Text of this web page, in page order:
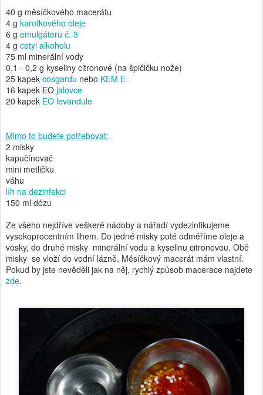
40 g měsíčkového macerátu
4 g karotkového oleje
6 g emulgátoru č. 3
4 g cetyl alkoholu
75 ml minerální vody
0,1 - 0,2 g kyseliny citronové (na špičičku nože)
25 kapek cosgardu nebo KEM E
16 kapek EO jalovce
20 kapek EO levandule
Mimo to budete potřebovat:
2 misky
kapučínovač
mini metličku
váhu
líh na dezinfekci
150 ml dózu
Ze všeho nejdříve veškeré nádoby a nářadí vydezinfikujeme
vysokoprocentním lihem. Do jedné misky poté odměříme oleje a
vosky, do druhé misky minerální vodu a kyselinu citronovou. Obě
misky se vloží do vodní lázně. Měsíčkový macerát mám vlastní.
Pokud by jste nevěděli jak na něj, rychlý způsob macerace najdete
zde.